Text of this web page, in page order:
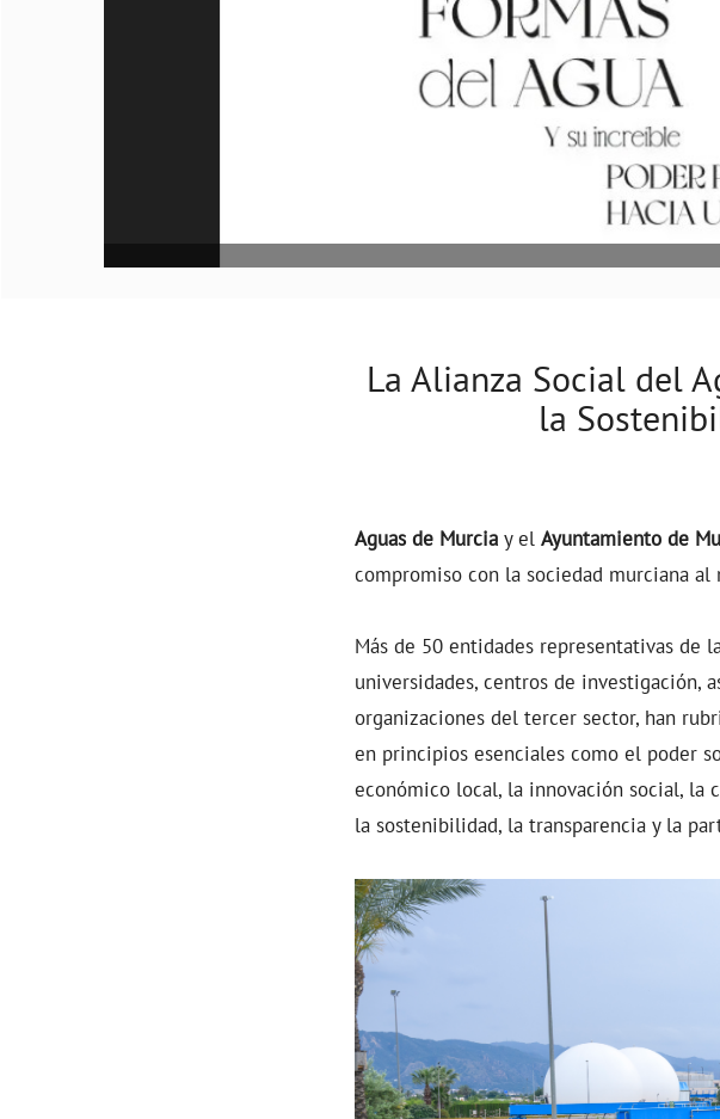
La Alianza Social del
la
Aguas de Murcia y el Ayuntamiento de
compromiso con la sociedad murciana al
Más de 50 entidades representativas de
universidades, centros de investigación,
organizaciones del tercer sector, han
en principios esenciales como el poder
económico local, la innovación social, la
la sostenibilidad, la transparencia y la